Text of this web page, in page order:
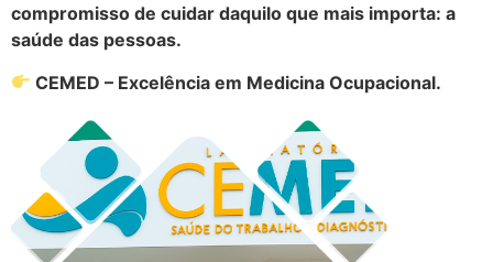
compromisso de cuidar daquilo que mais importa: a
saúde das pessoas.
CEMED – Excelência em Medicina Ocupacional.